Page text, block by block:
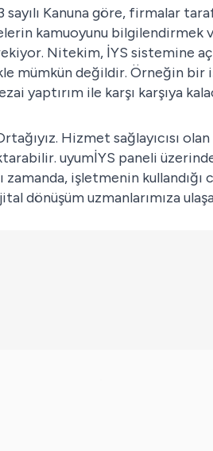
Kanuna göre, firmalar
kamuoyunu
Nitekim, İYS
değildir. Örneğin bir
yaptırım ile karşı karşıya
Hizmet sağlayıcısı
uyumİYS paneli
işletmenin
dönüşüm uzmanlarımıza